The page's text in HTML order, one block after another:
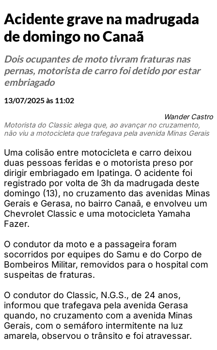
Acidente grave na madrugada
de domingo no Canaã
Dois ocupantes de moto tivram fraturas nas
pernas, motorista de carro foi detido por estar
embriagado
13/07/2025 às 11:02
Wander Castro
Motorista do Classic alega que, ao avançar no cruzamento,
não viu a motocicleta que trafegava pela avenida Minas Gerais
Uma colisão entre motocicleta e carro deixou
duas pessoas feridas e o motorista preso por
dirigir embriagado em Ipatinga. O acidente foi
registrado por volta de 3h da madrugada deste
domingo (13), no cruzamento das avenidas Minas
Gerais e Gerasa, no bairro Canaã, e envolveu um
Chevrolet Classic e uma motocicleta Yamaha
Fazer.
O condutor da moto e a passageira foram
socorridos por equipes do Samu e do Corpo de
Bombeiros Militar, removidos para o hospital com
suspeitas de fraturas.
O condutor do Classic, N.G.S., de 24 anos,
informou que trafegava pela avenida Gerasa
quando, no cruzamento com a avenida Minas
Gerais, com o semáforo intermitente na luz
amarela, observou o trânsito e foi atravessar.